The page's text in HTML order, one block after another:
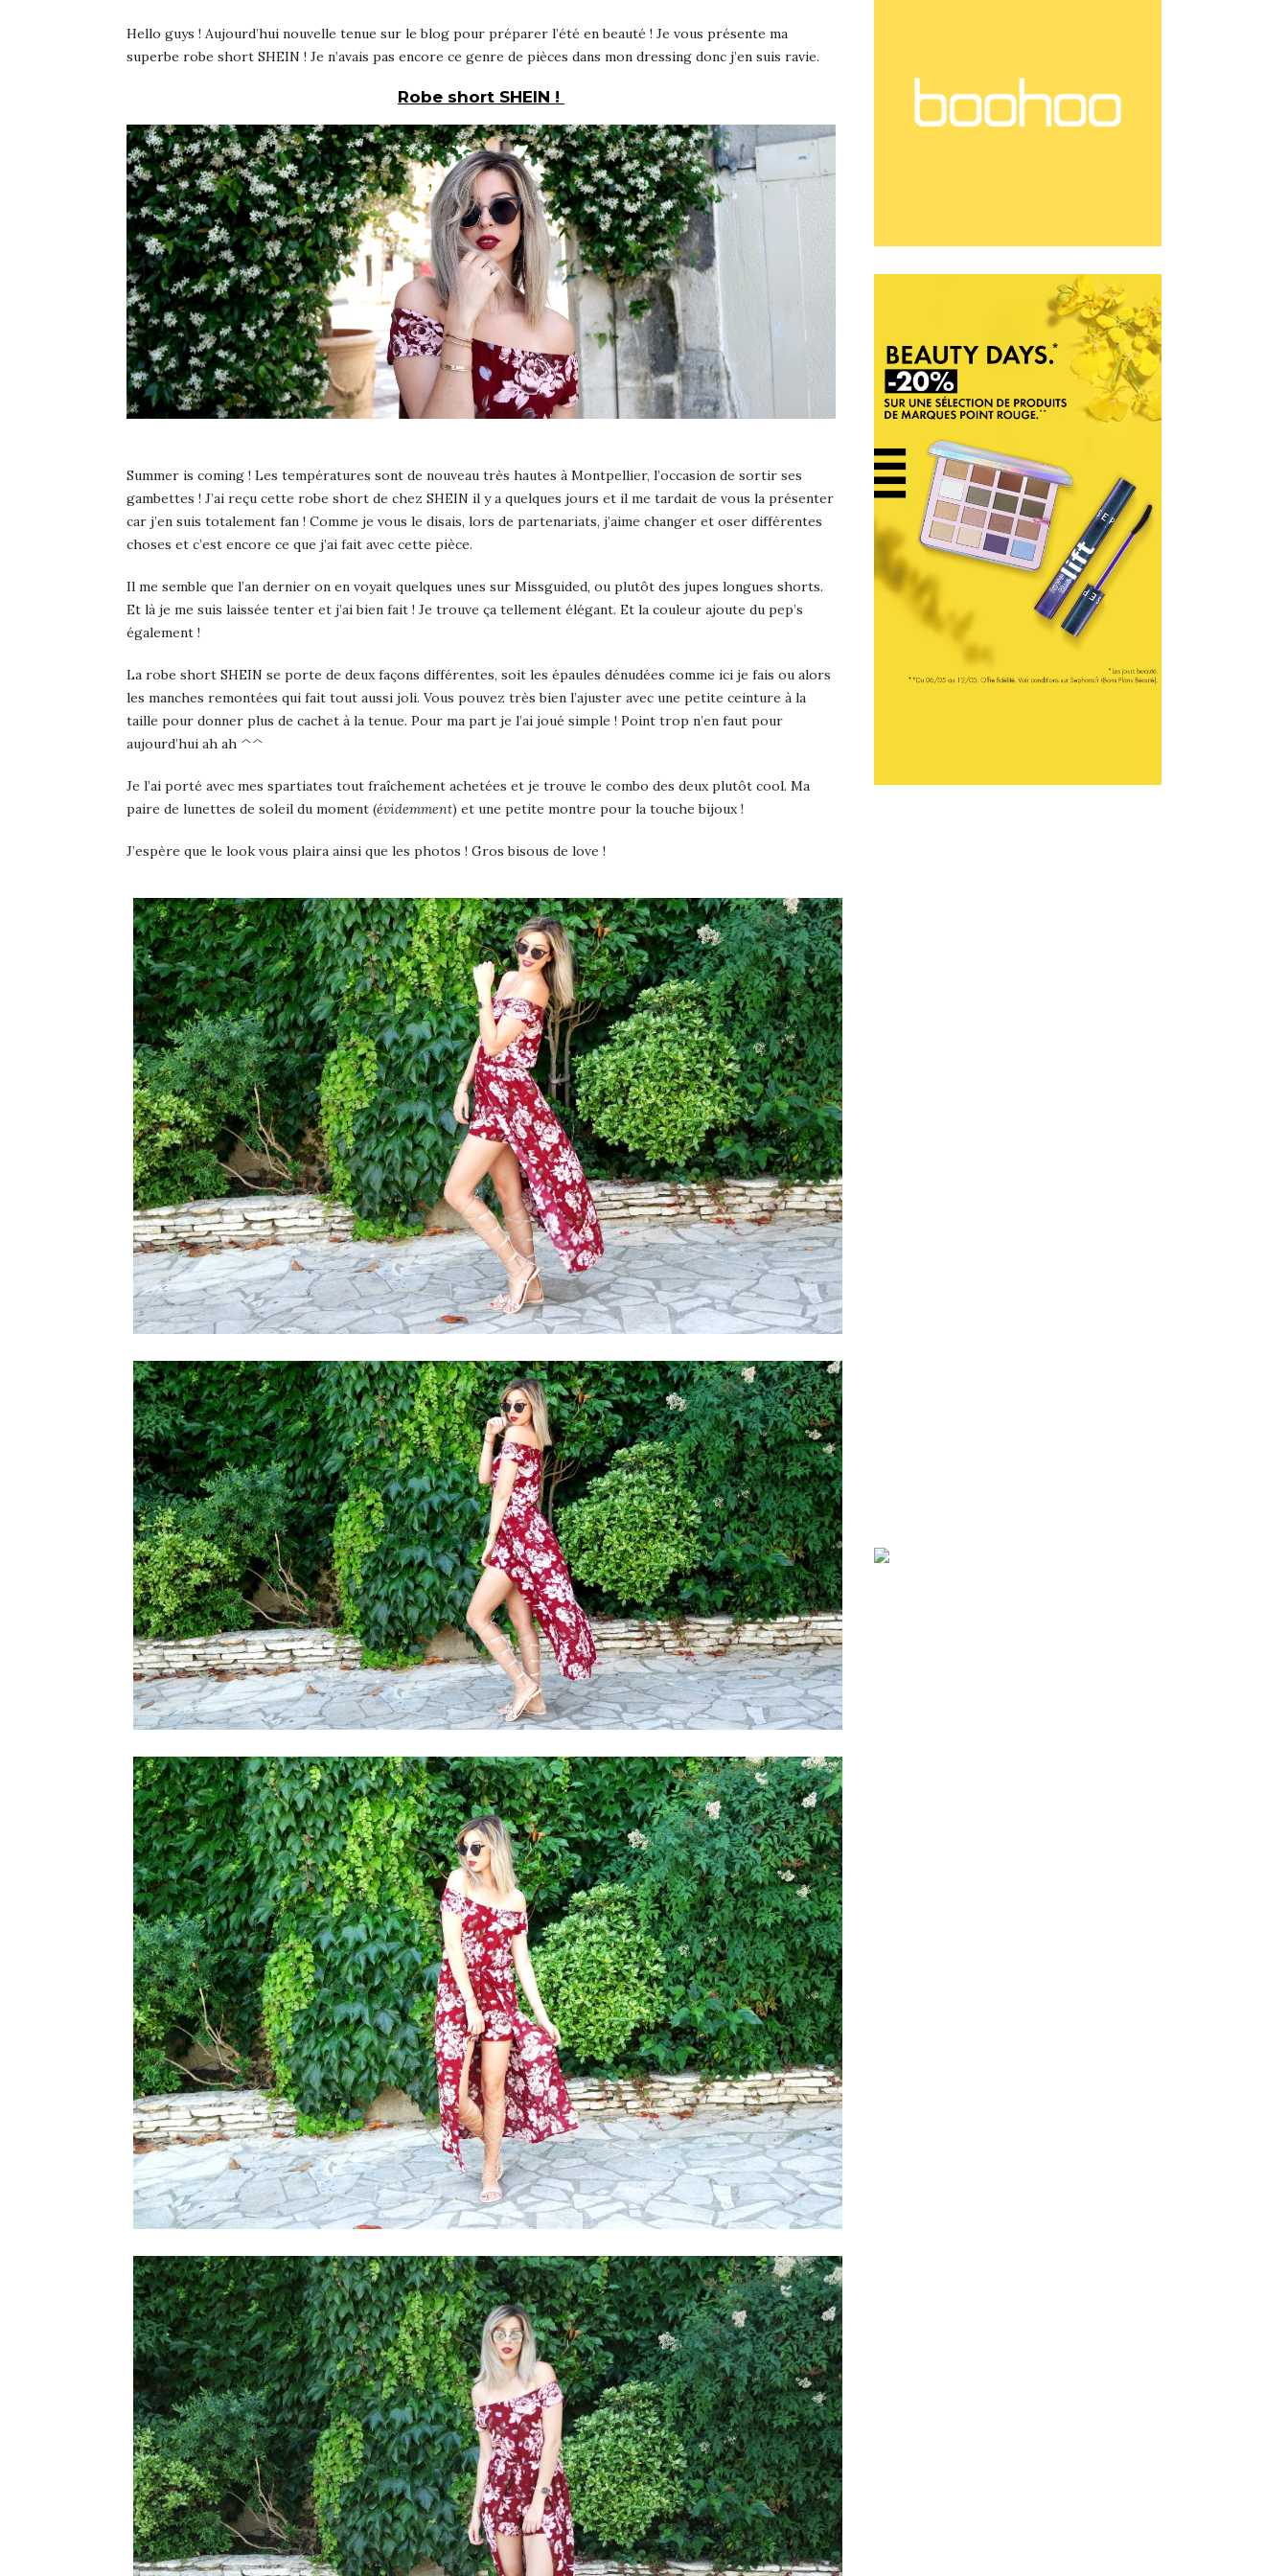
Hello guys ! Aujourd’hui nouvelle tenue sur le blog pour préparer l’été en beauté ! Je vous présente ma
superbe robe short SHEIN ! Je n’avais pas encore ce genre de pièces dans mon dressing donc j’en suis ravie.
Robe short SHEIN !
Summer is coming ! Les températures sont de nouveau très hautes à Montpellier, l’occasion de sortir ses
gambettes ! J’ai reçu cette robe short de chez SHEIN il y a quelques jours et il me tardait de vous la présenter
car j’en suis totalement fan ! Comme je vous le disais, lors de partenariats, j’aime changer et oser différentes
choses et c’est encore ce que j’ai fait avec cette pièce.
Il me semble que l’an dernier on en voyait quelques unes sur Missguided, ou plutôt des jupes longues shorts.
Et là je me suis laissée tenter et j’ai bien fait ! Je trouve ça tellement élégant. Et la couleur ajoute du pep’s
également !
La robe short SHEIN se porte de deux façons différentes, soit les épaules dénudées comme ici je fais ou alors
les manches remontées qui fait tout aussi joli. Vous pouvez très bien l’ajuster avec une petite ceinture à la
taille pour donner plus de cachet à la tenue. Pour ma part je l’ai joué simple ! Point trop n’en faut pour
aujourd’hui ah ah ^^
Je l’ai porté avec mes spartiates tout fraîchement achetées et je trouve le combo des deux plutôt cool. Ma
paire de lunettes de soleil du moment (évidemment) et une petite montre pour la touche bijoux !
J’espère que le look vous plaira ainsi que les photos ! Gros bisous de love !